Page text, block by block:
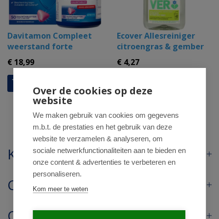
Davitamon Compleet
weerstand forte
€ 18,99
Ecover Allesreiniger
citroengras & gember
€ 4,27
Klantenservice
Contact
Over de cookies op deze
website
We maken gebruik van cookies om gegevens
m.b.t. de prestaties en het gebruik van deze
website te verzamelen & analyseren, om
sociale netwerkfunctionaliteiten aan te bieden en
onze content & advertenties te verbeteren en
personaliseren.
Kom meer te weten